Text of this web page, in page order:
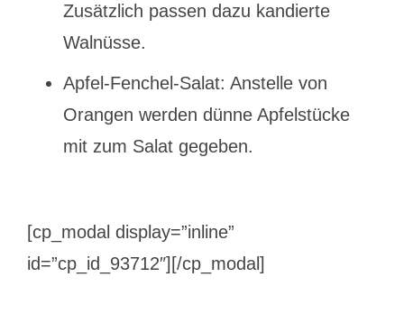
Zusätzlich passen dazu kandierte
Walnüsse.
Apfel-Fenchel-Salat: Anstelle von
Orangen werden dünne Apfelstücke
mit zum Salat gegeben.
[cp_modal display=”inline”
id=”cp_id_93712″][/cp_modal]